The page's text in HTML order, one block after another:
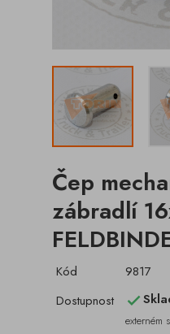
Čep
zábradlí
Kód
9817
Dostupnost

externém